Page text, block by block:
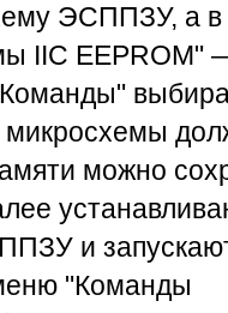
ЭСППЗУ, а
IIC EEPROM"
можно
и
"Команды